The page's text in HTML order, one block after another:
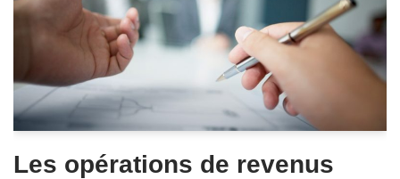
Les opérations de revenus